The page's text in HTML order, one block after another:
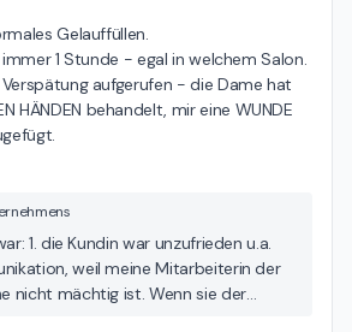
müssen wir 200% gewissenhafter
uns nicht erlauben die Arbeit
und ermöglichen uns sowie der
Natürlich können wir ihr die 2
Aber wir bitten zu
2 Stunden von unserem Zeitkonto
können wir nichts mehr als
Verbraucher einen Artikel kauft und als
dieser eingeschickt und repariert
auch Zeit. Wir können wirklich nicht
Gelauffüllen.
1 Stunde - egal in welchem Salon.
aufgerufen - die Dame hat
HÄNDEN behandelt, mir eine WUNDE
1. die Kundin war unzufrieden u.a.
weil meine Mitarbeiterin der
nicht mächtig ist. Wenn sie der